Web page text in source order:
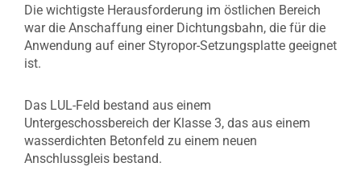
Die wichtigste Herausforderung im östlichen Bereich
war die Anschaffung einer Dichtungsbahn, die für die
Anwendung auf einer Styropor-Setzungsplatte geeignet
ist.
Das LUL-Feld bestand aus einem
Untergeschossbereich der Klasse 3, das aus einem
wasserdichten Betonfeld zu einem neuen
Anschlussgleis bestand.